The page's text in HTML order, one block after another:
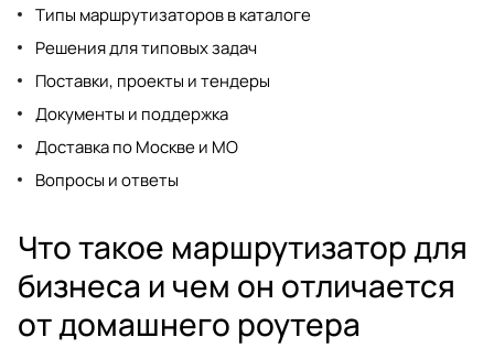
Типы маршрутизаторов в каталоге
Решения для типовых задач
Поставки, проекты и тендеры
Документы и поддержка
Доставка по Москве и МО
Вопросы и ответы
Что такое маршрутизатор для
бизнеса и чем он отличается
от домашнего роутера